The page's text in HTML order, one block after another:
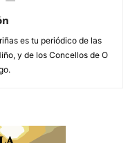
es tu periódico de las
y de los Concellos de O